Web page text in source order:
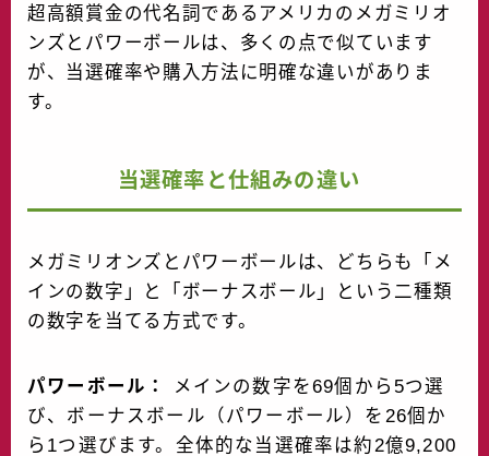
超高額賞金の代名詞であるアメリカのメガミリオ
ンズとパワーボールは、多くの点で似ています
が、当選確率や購入方法に明確な違いがありま
す。
当選確率と仕組みの違い
メガミリオンズとパワーボールは、どちらも「メ
インの数字」と「ボーナスボール」という二種類
の数字を当てる方式です。
パワーボール：
メインの数字を69個から5つ選
び、ボーナスボール（パワーボール）を26個か
ら1つ選びます。全体的な当選確率は約2億9,200